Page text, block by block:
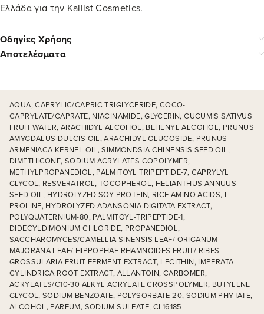
Ελλάδα για την Kallist Cosmetics.
Οδηγίες Χρήσης
Αποτελέσματα
AQUA, CAPRYLIC/CAPRIC TRIGLYCERIDE, COCO-
CAPRYLATE/CAPRATE, NIACINAMIDE, GLYCERIN, CUCUMIS SATIVUS
FRUIT WATER, ARACHIDYL ALCOHOL, BEHENYL ALCOHOL, PRUNUS
AMYGDALUS DULCIS OIL, ARACHIDYL GLUCOSIDE, PRUNUS
ARMENIACA KERNEL OIL, SIMMONDSIA CHINENSIS SEED OIL,
DIMETHICONE, SODIUM ACRYLATES COPOLYMER,
METHYLPROPANEDIOL, PALMITOYL TRIPEPTIDE-7, CAPRYLYL
GLYCOL, RESVERATROL, TOCOPHEROL, HELIANTHUS ANNUUS
SEED OIL, HYDROLYZED SOY PROTEIN, RICE AMINO ACIDS, L-
PROLINE, HYDROLYZED ADANSONIA DIGITATA EXTRACT,
POLYQUATERNIUM-80, PALMITOYL-TRIPEPTIDE-1,
DIDECYLDIMONIUM CHLORIDE, PROPANEDIOL,
SACCHAROMYCES/CAMELLIA SINENSIS LEAF/ ORIGANUM
MAJORANA LEAF/ HIPPOPHAE RHAMNOIDES FRUIT/ RIBES
GROSSULARIA FRUIT FERMENT EXTRACT, LECITHIN, IMPERATA
CYLINDRICA ROOT EXTRACT, ALLANTOIN, CARBOMER,
ACRYLATES/C10-30 ALKYL ACRYLATE CROSSPOLYMER, BUTYLENE
GLYCOL, SODIUM BENZOATE, POLYSORBATE 20, SODIUM PHYTATE,
ALCOHOL, PARFUM, SODIUM SULFATE, CI 16185